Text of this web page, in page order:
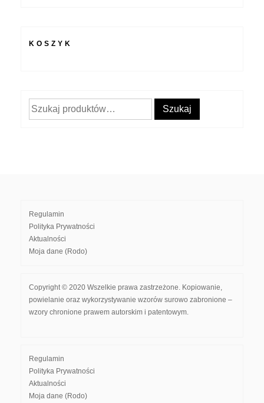
KOSZYK
Szukaj: Szukaj
Regulamin
Polityka Prywatności
Aktualności
Moja dane (Rodo)
Copyright © 2020 Wszelkie prawa zastrzeżone. Kopiowanie,
powielanie oraz wykorzystywanie wzorów surowo zabronione –
wzory chronione prawem autorskim i patentowym.
Regulamin
Polityka Prywatności
Aktualności
Moja dane (Rodo)